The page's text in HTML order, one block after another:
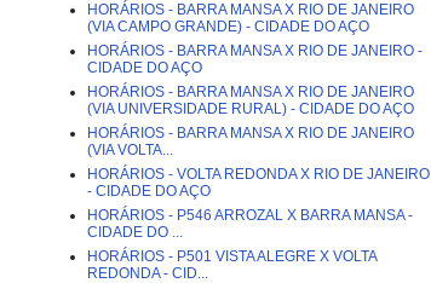
HORÁRIOS - BARRA MANSA X RIO DE JANEIRO
(VIA CAMPO GRANDE) - CIDADE DO AÇO
HORÁRIOS - BARRA MANSA X RIO DE JANEIRO -
CIDADE DO AÇO
HORÁRIOS - BARRA MANSA X RIO DE JANEIRO
(VIA UNIVERSIDADE RURAL) - CIDADE DO AÇO
HORÁRIOS - BARRA MANSA X RIO DE JANEIRO
(VIA VOLTA...
HORÁRIOS - VOLTA REDONDA X RIO DE JANEIRO
- CIDADE DO AÇO
HORÁRIOS - P546 ARROZAL X BARRA MANSA -
CIDADE DO ...
HORÁRIOS - P501 VISTA ALEGRE X VOLTA
REDONDA - CID...